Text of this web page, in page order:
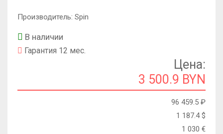
Производитель: Spin
В наличии
Гарантия 12 мес.
Цена:
3 500.9 BYN
96 459.5 ₽
1 187.4$
1 030 €